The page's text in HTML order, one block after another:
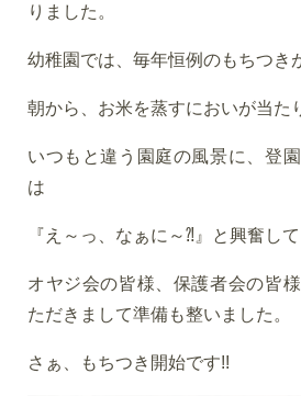
りました。
幼稚園では、毎年恒例のもちつき
朝から、お米を蒸すにおいが当た
いつもと違う園庭の風景に、登
は
『え～っ、なぁに～⁈』と興奮し
オヤジ会の皆様、保護者会の皆
ただきまして準備も整いました。
さぁ、もちつき開始です!!